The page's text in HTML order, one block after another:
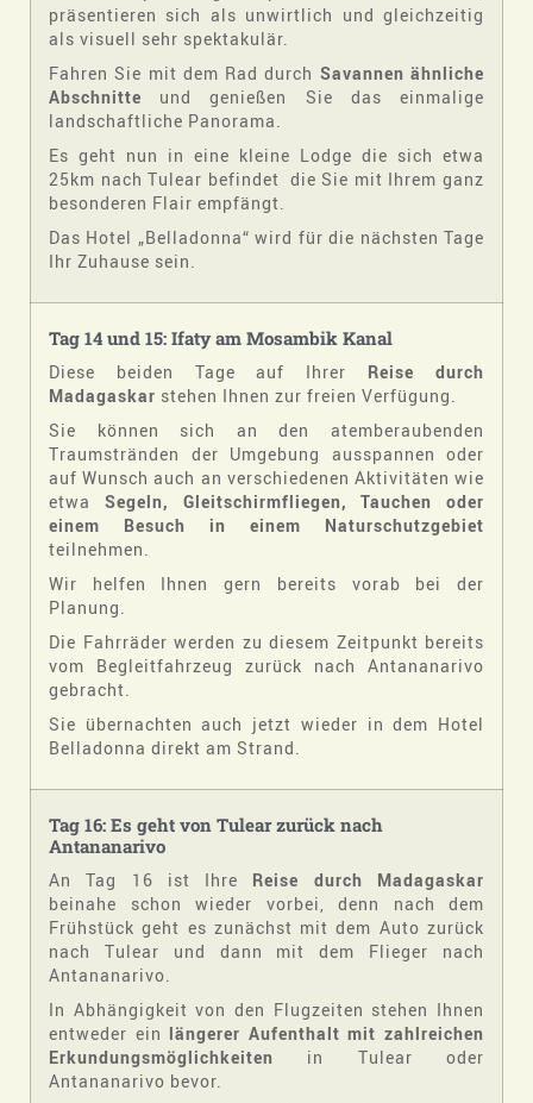
präsentieren sich als unwirtlich und gleichzeitig
als visuell sehr spektakulär.
Fahren Sie mit dem Rad durch Savannen ähnliche
Abschnitte und genießen Sie das einmalige
landschaftliche Panorama.
Es geht nun in eine kleine Lodge die sich etwa
25km nach Tulear befindet die Sie mit Ihrem ganz
besonderen Flair empfängt.
Das Hotel „Belladonna“ wird für die nächsten Tage
Ihr Zuhause sein.
Tag 14 und 15: Ifaty am Mosambik Kanal
Diese beiden Tage auf Ihrer Reise durch
Madagaskar stehen Ihnen zur freien Verfügung.
Sie können sich an den atemberaubenden
Traumstränden der Umgebung ausspannen oder
auf Wunsch auch an verschiedenen Aktivitäten wie
etwa Segeln, Gleitschirmfliegen, Tauchen
oder
einem Besuch in einem Naturschutzgebiet
teilnehmen.
Wir helfen Ihnen gern bereits vorab bei der
Planung.
Die Fahrräder werden zu diesem Zeitpunkt bereits
vom Begleitfahrzeug zurück nach Antananarivo
gebracht.
Sie übernachten auch jetzt wieder in dem Hotel
Belladonna direkt am Strand.
Tag 16: Es geht von Tulear zurück nach
Antananarivo
An Tag 16 ist Ihre Reise durch Madagaskar
beinahe schon wieder vorbei, denn nach dem
Frühstück geht es zunächst mit dem Auto zurück
nach Tulear und dann mit dem Flieger nach
Antananarivo.
In Abhängigkeit von den Flugzeiten stehen Ihnen
entweder ein längerer Aufenthalt mit zahlreichen
Erkundungsmöglichkeiten in Tulear oder
Antananarivo bevor.